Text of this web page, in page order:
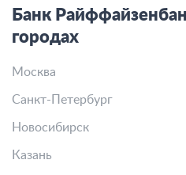
Банк
городах
Москва
Санкт-Петербург
Новосибирск
Казань